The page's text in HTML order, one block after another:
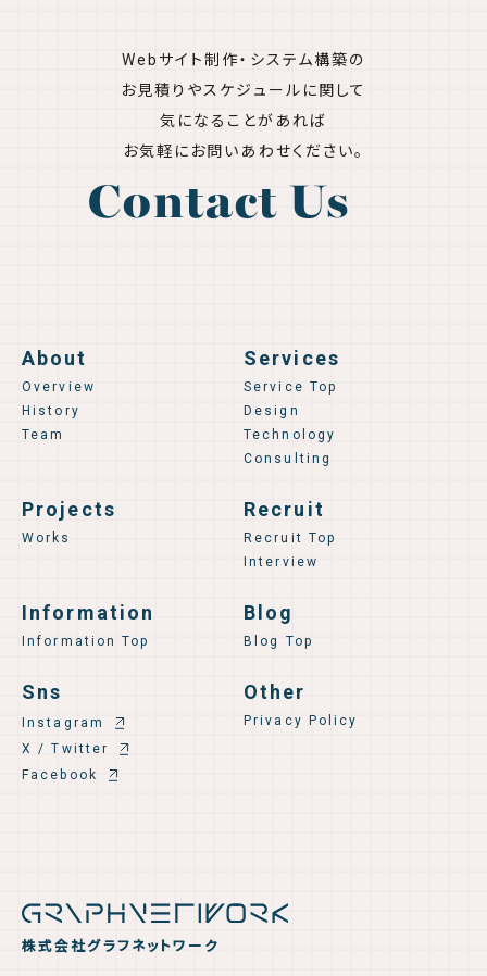
Webサイト制作・システム構築の
お見積りやスケジュールに関して
気になることがあれば
お気軽にお問いあわせください。
Contact Us
株式会社グラフネットワーク
About
Overview
History
Team
Services
Service Top
Design
Technology
Consulting
Projects
Works
Recruit
Recruit Top
Interview
Information
Information Top
Blog
Blog Top
Sns
Instagram
X / Twitter
Facebook
Other
Privacy Policy